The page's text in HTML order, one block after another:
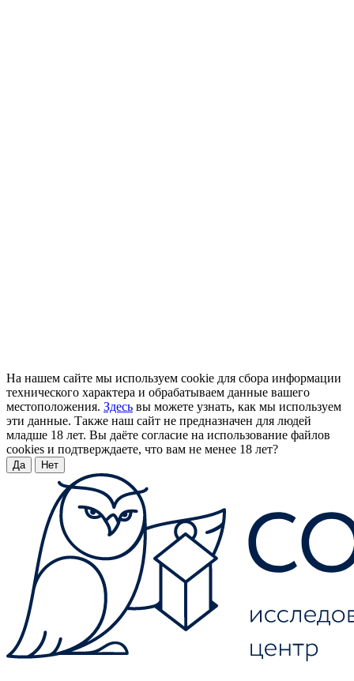
На нашем сайте мы используем cookie для сбора информации
технического характера и обрабатываем данные вашего
местоположения. Здесь вы можете узнать, как мы используем
эти данные. Также наш сайт не предназначен для людей
младше 18 лет. Вы даёте согласие на использование файлов
cookies и подтверждаете, что вам не менее 18 лет?
Да Нет